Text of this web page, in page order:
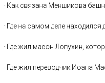
· Как связана Меншикова
· Где на самом деле
· Где жил масон Лопухин,
· Где жил переводчик Иоана